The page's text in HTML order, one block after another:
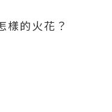
樣的火花？